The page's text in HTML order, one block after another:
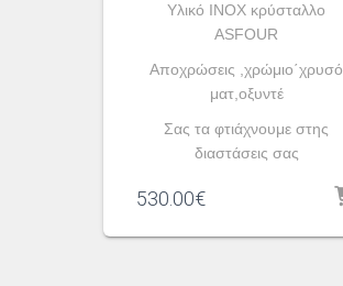
Υλικό INOX κρύσταλλο
ASFOUR
Αποχρώσεις ,χρώμιο΄χρυσό
ματ,οξυντέ
Σας τα φτιάχνουμε στης
διαστάσεις σας
530.00€